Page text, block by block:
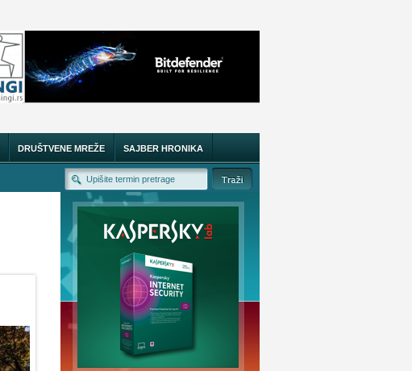
DRUŠTVENE MREŽE SAJBER HRONIKA